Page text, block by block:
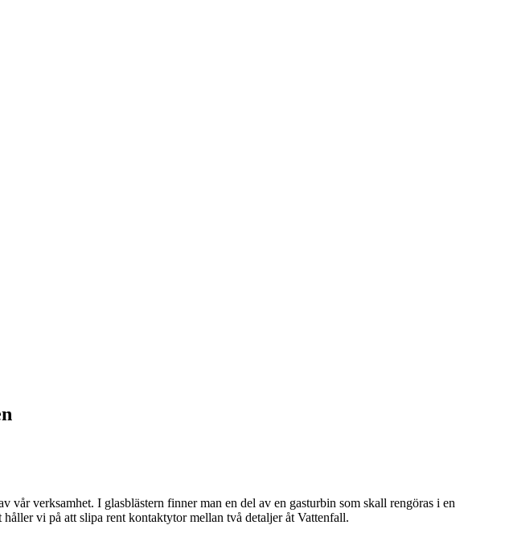
verksamhet. I glasblästern finner man en del av en gasturbin som skall rengöras i en
vi på att slipa rent kontaktytor mellan två detaljer åt Vattenfall.